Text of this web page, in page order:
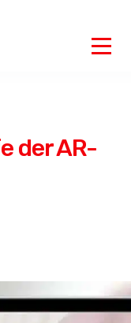
der AR-